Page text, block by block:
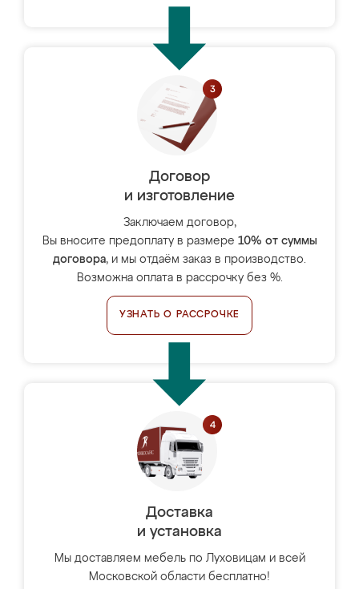
Договор
и изготовление
Заключаем договор,
Вы вносите предоплату в размере 10% от суммы
договора, и мы отдаём заказ в производство.
Возможна оплата в рассрочку без %.
УЗНАТЬ О РАССРОЧКЕ
Доставка
и установка
Мы доставляем мебель по Луховицам и всей
Московской области бесплатно!